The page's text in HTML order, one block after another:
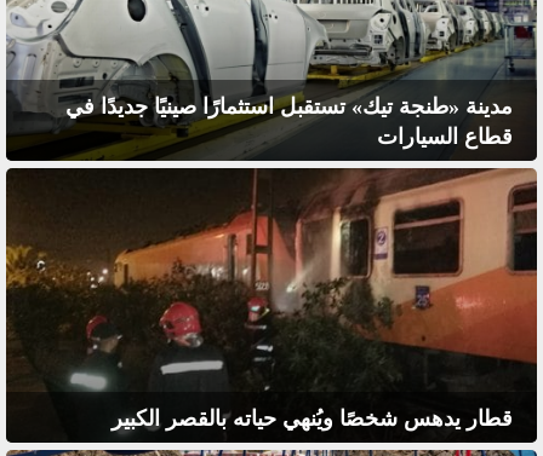
مدينة «طنجة تيك» تستقبل استثمارًا صينيًا جديدًا في
قطاع السيارات
قطار يدهس شخصًا ويُنهي حياته بالقصر الكبير